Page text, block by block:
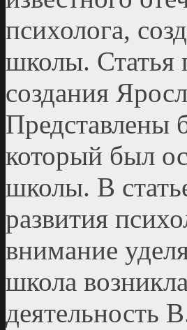
психолога,
школы. Статья
создания
Представлены
который был
школы. В
развития
внимание
школа
деятельность